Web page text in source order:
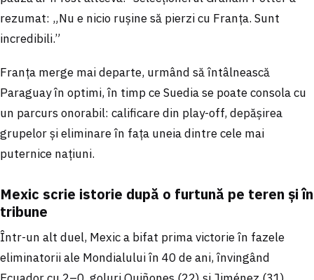
rezumat: „Nu e nicio rușine să pierzi cu Franța. Sunt
incredibili.”
Franța merge mai departe, urmând să întâlnească
Paraguay în optimi, în timp ce Suedia se poate consola cu
un parcurs onorabil: calificare din play-off, depășirea
grupelor și eliminare în fața uneia dintre cele mai
puternice națiuni.
Mexic scrie istorie după o furtună pe teren și în
tribune
Într-un alt duel, Mexic a bifat prima victorie în fazele
eliminatorii ale Mondialului în 40 de ani, învingând